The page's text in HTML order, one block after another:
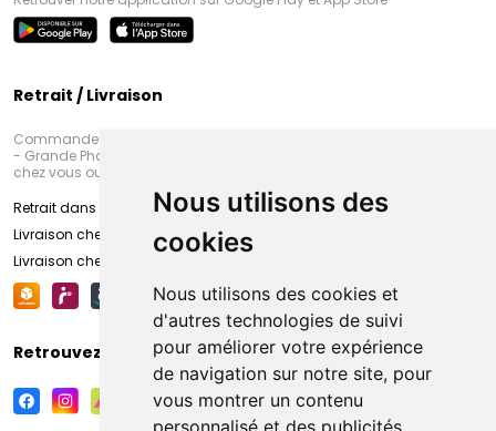
Nous utilisons des
cookies
Nous utilisons des cookies et
d'autres technologies de suivi
pour améliorer votre expérience
de navigation sur notre site, pour
vous montrer un contenu
personnalisé et des publicités
Retrait / Livraison
Commandez en ligne et venez chercher votre commande à Amiens
- Grande Pharmacie d’Amiens (Fachon) ou recevez-là rapidement
chez vous ou en point retrait
Retrait dans la pharmacie d’Amiens
Livraison chez vous
Livraison chez votre commerçant
Retrouvez-nous sur vos réseaux sociaux